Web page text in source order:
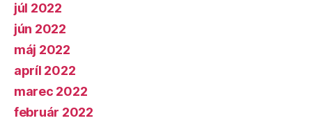
júl 2022
jún 2022
máj 2022
apríl 2022
marec 2022
február 2022